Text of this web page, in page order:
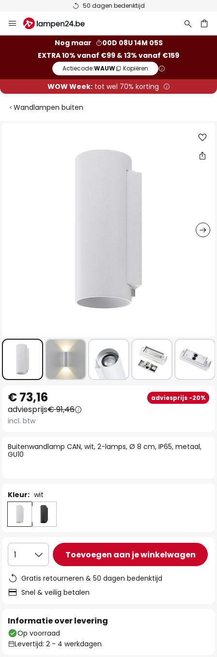
50 dagen bedenktijd
naar
Nog maar
00D 08U 14M 04S
EXTRA 10% vanaf €99 & 13% vanaf €159
Actiecode:WAUW Kopiëren
WOW Week:tot wel 70% korting
Wandlampen buiten
naar
het
begin
de
afbeeldingen-
Buitenwandlamp CAN, wit, 2-lamps, Ø 8 cm, IP65, metaal,
GU10
€ 73,16 adviesprijs -20%
adviesprijs€ 91,46
incl. btw
Kleur: wit
1 Toevoegen aan je winkelwagen
Gratis retourneren & 50 dagen bedenktijd
Snel & veilig betalen
Informatie over levering
Op voorraad
Levertijd: 2 - 4 werkdagen